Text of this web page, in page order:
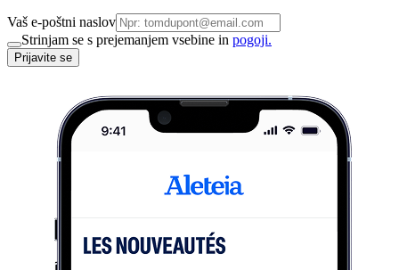
Vaš e-poštni naslov
Strinjam se s prejemanjem vsebine in pogoji.
Prijavite se